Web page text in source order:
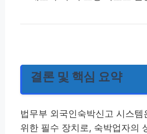
결론 및 핵심 요약
법무부 외국인숙박신고 시스템
위한 필수 장치로, 숙박업자의